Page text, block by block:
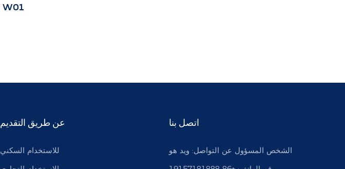
W01
عن طريق التقديم
للاستخدام السكني
اتصل بنا
الشخص المسؤول عن التواصل: ويد هو